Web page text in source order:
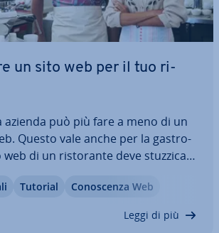
un sito web per il tuo ri­
azienda può più fare a meno di un
Questo vale anche per la ga­stro­
web di un ri­sto­ran­te deve stuz­zi­ca­
orari di apertura, mappa e sistema
Tutorial Co­no­scen­za Web
Leggi di più